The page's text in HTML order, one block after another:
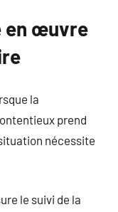
en œuvre
la
prend
nécessite
le suivi de la